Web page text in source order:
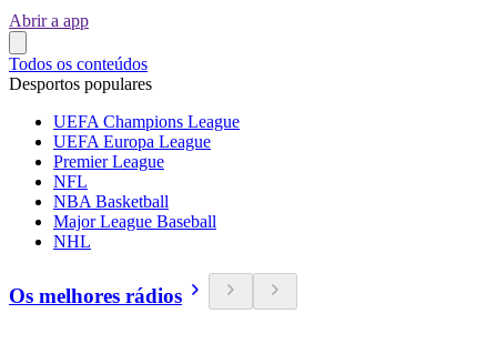
Abrir a app
Todos os conteúdos
Desportos populares
UEFA Champions League
UEFA Europa League
Premier League
NFL
NBA Basketball
Major League Baseball
NHL
Os melhores rádios